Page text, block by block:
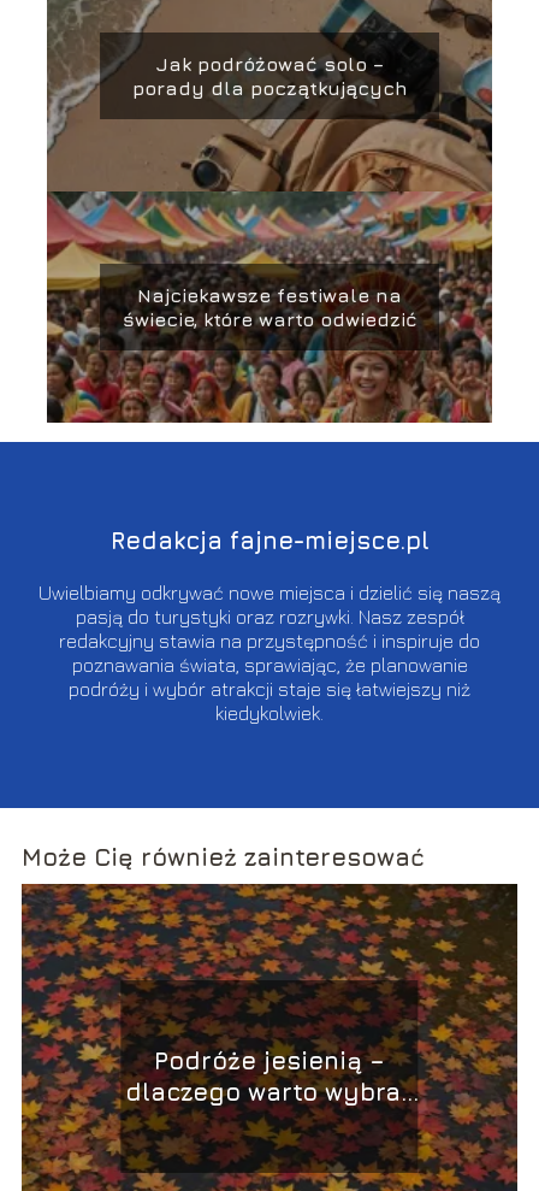
Jak podróżować solo –
porady dla początkujących
Najciekawsze festiwale na
świecie, które warto odwiedzić
Redakcja fajne-miejsce.pl
Uwielbiamy odkrywać nowe miejsca i dzielić się naszą
pasją do turystyki oraz rozrywki. Nasz zespół
redakcyjny stawia na przystępność i inspiruje do
poznawania świata, sprawiając, że planowanie
podróży i wybór atrakcji staje się łatwiejszy niż
kiedykolwiek.
Może Cię również zainteresować
Podróże jesienią –
dlaczego warto wybrać
ten sezon